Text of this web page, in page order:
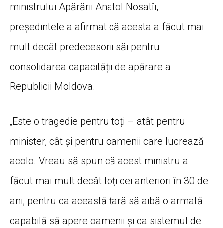
ministrului Apărării Anatol Nosatîi,
președintele a afirmat că acesta a făcut mai
mult decât predecesorii săi pentru
consolidarea capacității de apărare a
Republicii Moldova.
„Este o tragedie pentru toți – atât pentru
minister, cât și pentru oamenii care lucrează
acolo. Vreau să spun că acest ministru a
făcut mai mult decât toți cei anteriori în 30 de
ani, pentru ca această țară să aibă o armată
capabilă să apere oamenii și ca sistemul de